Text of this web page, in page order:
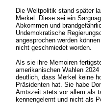
Die Weltpolitik stand später
Merkel. Diese sei ein
Abkommen und
Undemokratische
angesprochen werden
nicht geschmiedet worden.
Als sie ihre Memoiren
amerikanischen Wahlen
deutlich, dass Merkel keine
Präsidenten hat. Sie habe
Amtszeit stets vor allem als
kennengelernt und nicht als